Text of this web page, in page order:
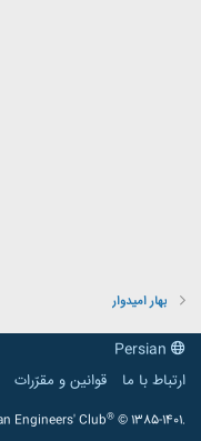
بهار امیدوار
ارتباط با ما
قوانین و مقرّرات
Engineers' Club® © 1385-1401.